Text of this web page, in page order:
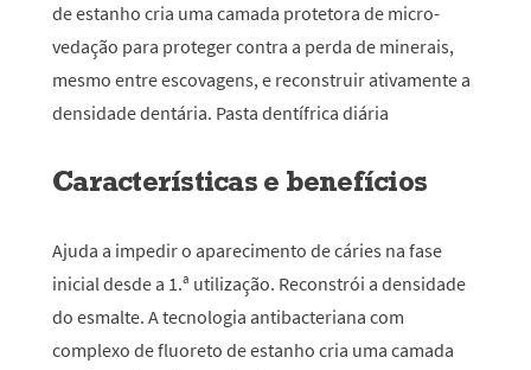
de estanho cria uma camada protetora de micro-
vedação para proteger contra a perda de minerais,
mesmo entre escovagens, e reconstruir ativamente a
densidade dentária. Pasta dentífrica diária
Características e benefícios
Ajuda a impedir o aparecimento de cáries na fase
inicial desde a 1.ª utilização. Reconstrói a densidade
do esmalte. A tecnologia antibacteriana com
complexo de fluoreto de estanho cria uma camada